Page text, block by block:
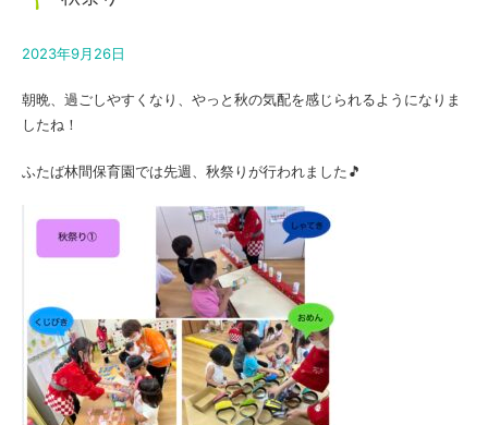
2023年9月26日
朝晩、過ごしやすくなり、やっと秋の気配を感じられるようになりま
したね！
ふたば林間保育園では先週、秋祭りが行われました🎵